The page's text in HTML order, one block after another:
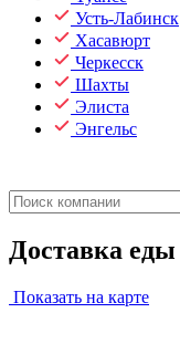
Усть-Лабинск
Хасавюрт
Черкесск
Шахты
Элиста
Энгельс
Доставка еды
Показать на карте